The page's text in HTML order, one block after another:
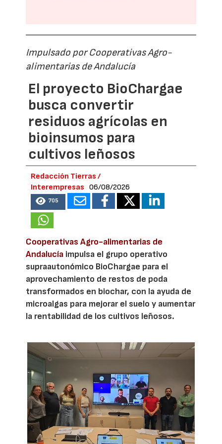
Impulsado por Cooperativas Agro-
alimentarias de Andalucía
El proyecto BioChargae
busca convertir
residuos agrícolas en
bioinsumos para
cultivos leñosos
Redacción Tierras /
Interempresas
06/08/2026
705
Cooperativas Agro-alimentarias de
Andalucía impulsa el grupo operativo
supraautonómico BioChargae para el
aprovechamiento de restos de poda
transformados en biochar, con la ayuda de
microalgas para mejorar el suelo y aumentar
la rentabilidad de los cultivos leñosos.